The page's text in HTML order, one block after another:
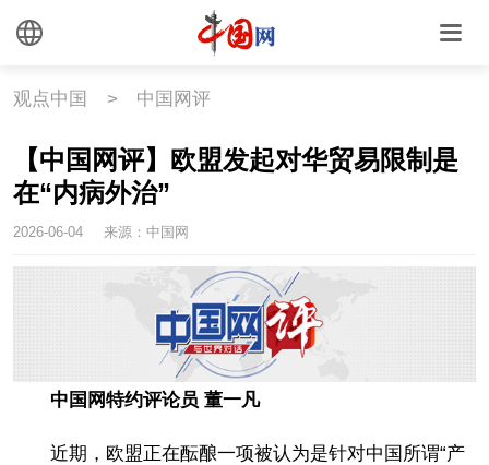
观点中国 > 中国网评
【中国网评】欧盟发起对华贸易限制是
在“内病外治”
2026-06-04 来源：中国网
中国网特约评论员 董一凡
近期，欧盟正在酝酿一项被认为是针对中国所谓“产